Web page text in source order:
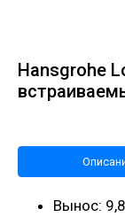
Hansgrohe
Вынос: